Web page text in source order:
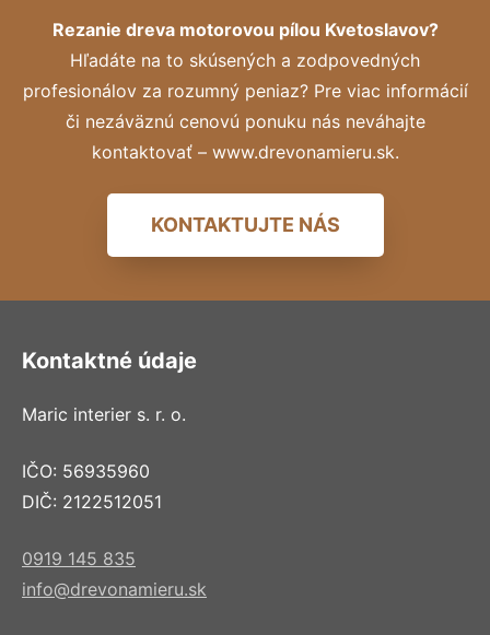
Rezanie dreva motorovou pílou Kvetoslavov?
Hľadáte na to skúsených a zodpovedných
profesionálov za rozumný peniaz? Pre viac informácií
či nezáväznú cenovú ponuku nás neváhajte
kontaktovať – www.drevonamieru.sk.
KONTAKTUJTE NÁS
Kontaktné údaje
Maric interier s. r. o.
IČO: 56935960
DIČ: 2122512051
0919 145 835
info@drevonamieru.sk